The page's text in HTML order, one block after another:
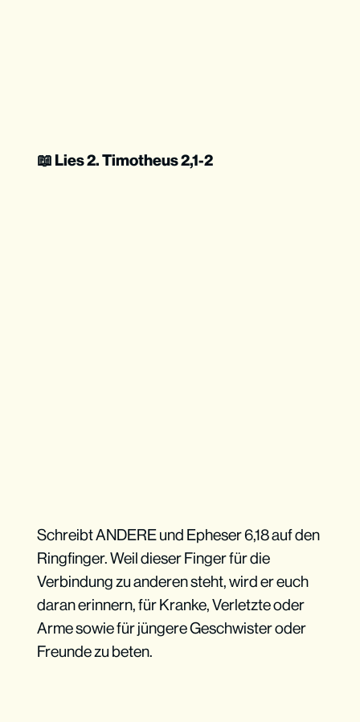
📖 Lies 2. Timotheus 2,1-2
Schreibt ANDERE und Epheser 6,18 auf den
Ringfinger. Weil dieser Finger für die
Verbindung zu anderen steht, wird er euch
daran erinnern, für Kranke, Verletzte oder
Arme sowie für jüngere Geschwister oder
Freunde zu beten.